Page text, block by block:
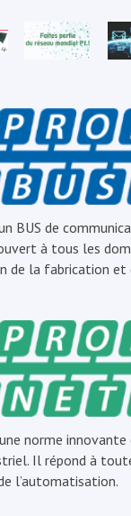
BUS de
à tous les
de la fabrication et
norme
Il répond à
l’automatisation.